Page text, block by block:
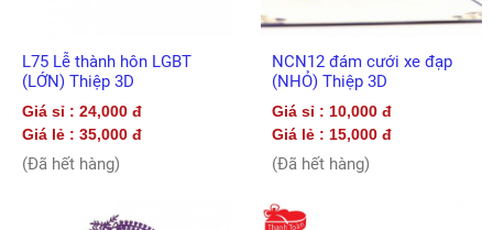
L75 Lễ thành hôn LGBT
(LỚN) Thiệp 3D
Giá sỉ : 24,000 đ
Giá lẻ : 35,000 đ
(Đã hết hàng)
NCN12 đám cưới xe đạp
(NHỎ) Thiệp 3D
Giá sỉ : 10,000 đ
Giá lẻ : 15,000 đ
(Đã hết hàng)